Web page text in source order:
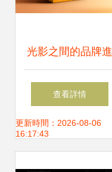
光影之間的品牌進
階 以視覺為筆，書
寫汽車照明新篇章
查看詳情
更新時間：2026-08-06
16:17:43